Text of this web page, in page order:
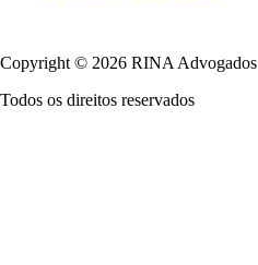
Copyright © 2026 RINA Advogados
Todos os direitos reservados